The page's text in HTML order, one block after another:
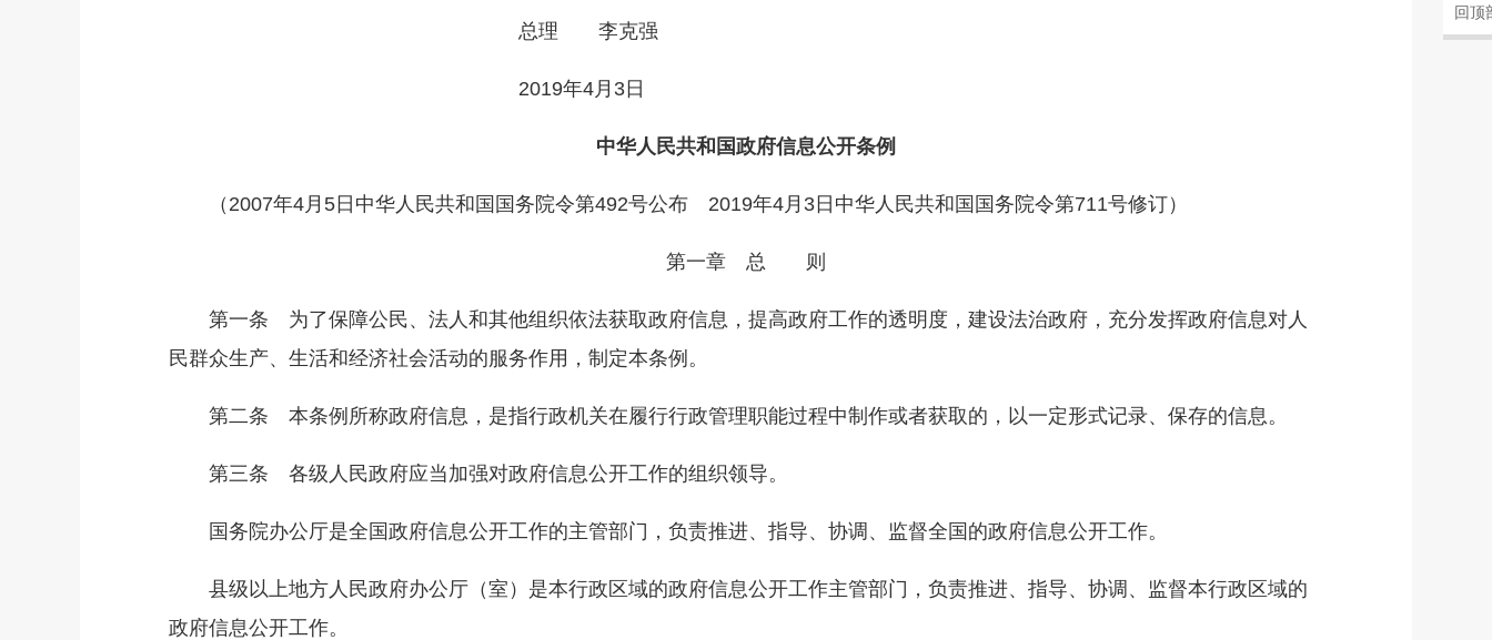
总理 李克强
2019年4月3日
中华人民共和国政府信息公开条例
（2007年4月5日中华人民共和国国务院令第492号公布 2019年4月3日中华人民共和国国务院令第711号修订）
第一章 总 则
第一条 为了保障公民、法人和其他组织依法获取政府信息，提高政府工作的透明度，建设法治政府，充分发挥政府信息对人
民群众生产、生活和经济社会活动的服务作用，制定本条例。
第二条 本条例所称政府信息，是指行政机关在履行行政管理职能过程中制作或者获取的，以一定形式记录、保存的信息。
第三条 各级人民政府应当加强对政府信息公开工作的组织领导。
国务院办公厅是全国政府信息公开工作的主管部门，负责推进、指导、协调、监督全国的政府信息公开工作。
县级以上地方人民政府办公厅（室）是本行政区域的政府信息公开工作主管部门，负责推进、指导、协调、监督本行政区域的
政府信息公开工作。
回顶